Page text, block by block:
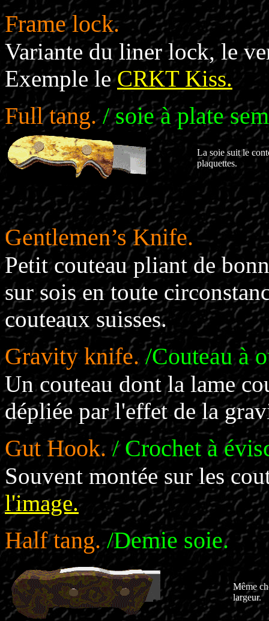
Frame lock.
Variante du liner lock, le
Exemple leCRKT Kiss.
Full tang. / soie à plate
La soie suit le
plaquettes.
Gentlemen’s Knife.
Petit couteau pliant de
sur sois en toute
couteaux suisses.
Gravity knife./Couteau à
Un couteau dont la lame
dépliée par l'effet de la
Gut Hook. / Crochet à
Souvent montée sur les
l'image.
Half tang. /Demie soie.
Même
largeur.